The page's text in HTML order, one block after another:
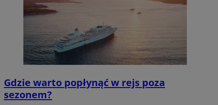
Gdzie warto popłynąć w rejs poza
sezonem?